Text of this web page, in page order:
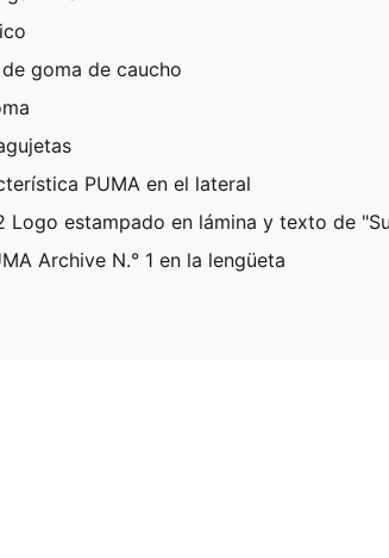
goma de caucho
PUMA en el lateral
Logo estampado en lámina y texto de
Archive N.° 1 en la lengüeta